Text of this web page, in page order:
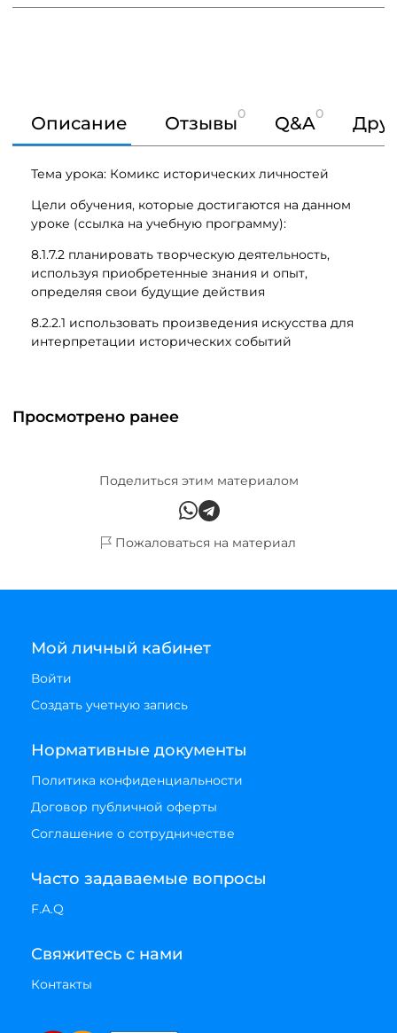
Описание Отзывы0 Q&A0
Тема урока: Комикс исторических личностей
Цели обучения, которые достигаются на данном
уроке (ссылка на учебную программу):
8.1.7.2 планировать творческую деятельность,
используя приобретенные знания и опыт,
определяя свои будущие действия
8.2.2.1 использовать произведения искусства для
интерпретации исторических событий
Просмотрено ранее
Поделиться этим материалом
Пожаловаться на материал
Мой личный кабинет
Войти
Создать учетную запись
Нормативные документы
Политика конфиденциальности
Договор публичной оферты
Соглашение о сотрудничестве
Часто задаваемые вопросы
F.A.Q
Свяжитесь с нами
Контакты